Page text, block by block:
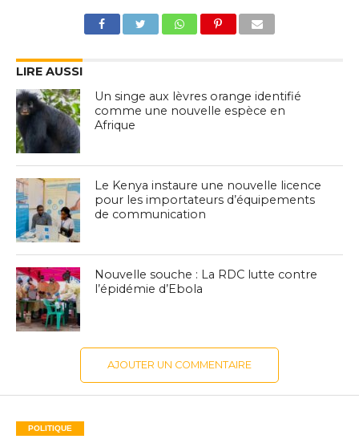
LIRE AUSSI
Un singe aux lèvres orange identifié
comme une nouvelle espèce en
Afrique
Le Kenya instaure une nouvelle licence
pour les importateurs d’équipements
de communication
Nouvelle souche : La RDC lutte contre
l’épidémie d’Ebola
AJOUTER UN COMMENTAIRE
POLITIQUE